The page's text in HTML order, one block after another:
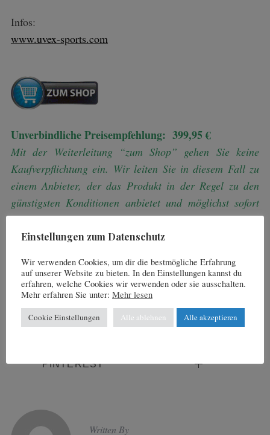
Infos:
www.uvex-sports.com
Unverbindliche Preisempfehlung: 399,95 €
Mit der Weiterleitung “zum Shop” gehen Sie keine
Kaufverpflichtung ein. Wir leiten Sie in diesem Fall zu
einem Anbieter, der das Produkt in der Regel zu den
günstigsten Konditionen anbietet und möglichst sofort
liefern kann.Wir bemühen uns alle Produktdaten aktuell
zu halten; dies kann jedoch nicht immer gewährleistet
nd daher ohne Gewähr.
PINTEREST
Written By
a
h
f
:
Einstellungen zum Datenschutz
Wir verwenden Cookies, um dir die bestmögliche Erfahrung
auf unserer Website zu bieten. In den Einstellungen kannst du
erfahren, welche Cookies wir verwenden oder sie ausschalten.
Mehr erfahren Sie unter: Mehr lesen
Cookie Einstellungen Alle ablehnen Alle akzeptieren